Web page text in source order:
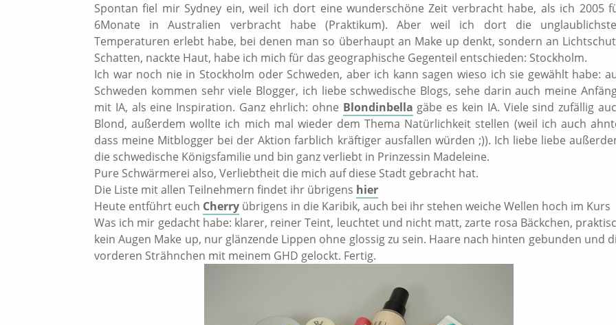
Spontan fiel mir Sydney ein, weil ich dort eine wunderschöne Zeit verbracht habe, als ich 2005
6Monate in Australien verbracht habe (Praktikum). Aber weil ich dort die
Temperaturen erlebt habe, bei denen man so überhaupt an Make up denkt, sondern an
Schatten, nackte Haut, habe ich mich für das geographische Gegenteil entschieden: Stockholm.
Ich war noch nie in Stockholm oder Schweden, aber ich kann sagen wieso ich sie gewählt habe:
Schweden kommen sehr viele Blogger, ich liebe schwedische Blogs, sehe darin auch meine
mit IA, als eine Inspiration. Ganz ehrlich: ohne Blondinbella gäbe es kein IA. Viele sind zufällig
Blond, außerdem wollte ich mich mal wieder dem Thema Natürlichkeit stellen (weil ich auch
dass meine Mitblogger bei der Aktion farblich kräftiger ausfallen würden ;)). Ich liebe liebe
die schwedische Königsfamilie und bin ganz verliebt in Prinzessin Madeleine.
Pure Schwärmerei also, Verliebtheit die mich auf diese Stadt gebracht hat.
Die Liste mit allen Teilnehmern findet ihr übrigens hier
Heute entführt euch Cherry übrigens in die Karibik, auch bei ihr stehen weiche Wellen hoch im Kurs
Was ich mir gedacht habe: klarer, reiner Teint, leuchtet und nicht matt, zarte rosa Bäckchen,
kein Augen Make up, nur glänzende Lippen ohne glossig zu sein. Haare nach hinten gebunden und
vorderen Strähnchen mit meinem GHD gelockt. Fertig.